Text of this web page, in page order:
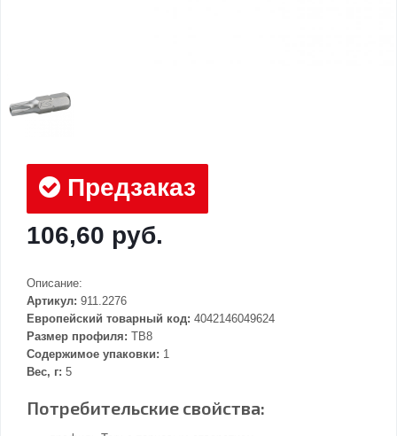
Предзаказ
106,60 руб.
Описание:
Артикул: 911.2276
Европейский товарный код: 4042146049624
Размер профиля: TB8
Содержимое упаковки: 1
Вес, г: 5
Потребительские свойства: